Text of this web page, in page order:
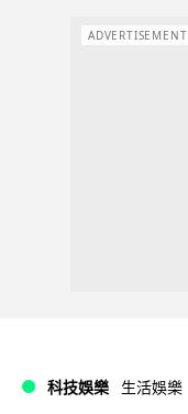
ADVERTISEMENT
科技娛樂 生活娛樂